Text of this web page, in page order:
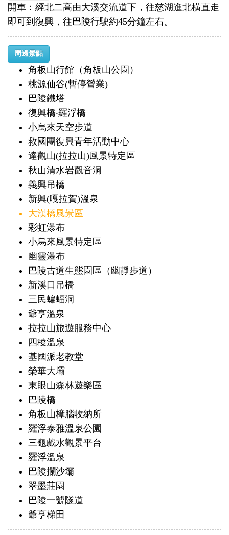
開車：經北二高由大溪交流道下，往慈湖進北橫直走
即可到復興，往巴陵行駛約45分鐘左右。
周邊景點
角板山行館（角板山公園）
桃源仙谷(暫停營業)
巴陵鐵塔
復興橋‧羅浮橋
小烏來天空步道
救國團復興青年活動中心
達觀山(拉拉山)風景特定區
秋山清水岩觀音洞
義興吊橋
新興(嘎拉賀)溫泉
大漢橋風景區
彩虹瀑布
小烏來風景特定區
幽靈瀑布
巴陵古道生態園區（幽靜步道）
新溪口吊橋
三民蝙蝠洞
爺亨溫泉
拉拉山旅遊服務中心
四稜溫泉
基國派老教堂
榮華大壩
東眼山森林遊樂區
巴陵橋
角板山樟腦收納所
羅浮泰雅溫泉公園
三龜戲水觀景平台
羅浮溫泉
巴陵攔沙壩
翠墨莊園
巴陵一號隧道
爺亨梯田